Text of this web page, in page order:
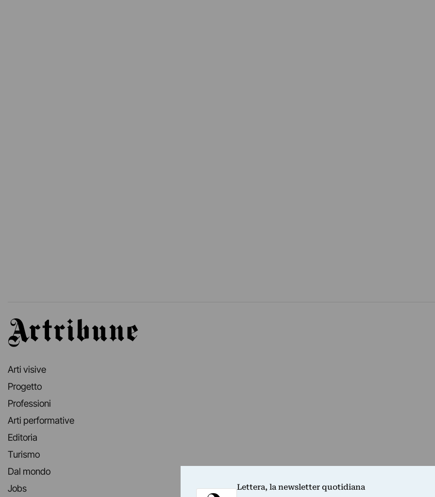
Artribune
Arti visive
Progetto
Professioni
Arti performative
Editoria
Turismo
Dal mondo
Jobs
Lettera, la newsletter quotidiana